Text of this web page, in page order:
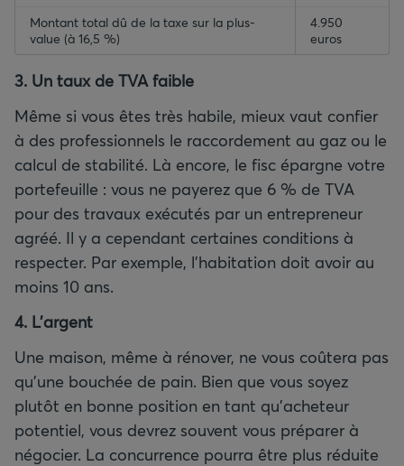
Montant total dû de la taxe sur la plus-
value (à 16,5 %)
4.950
euros
3. Un taux de TVA faible
Même si vous êtes très habile, mieux vaut confier
à des professionnels le raccordement au gaz ou le
calcul de stabilité. Là encore, le fisc épargne votre
portefeuille : vous ne payerez que 6 % de TVA
pour des travaux exécutés par un entrepreneur
agréé. Il y a cependant certaines conditions à
respecter. Par exemple, l’habitation doit avoir au
moins 10 ans.
4. L’argent
Une maison, même à rénover, ne vous coûtera pas
qu’une bouchée de pain. Bien que vous soyez
plutôt en bonne position en tant qu’acheteur
potentiel, vous devrez souvent vous préparer à
négocier. La concurrence pourra être plus réduite